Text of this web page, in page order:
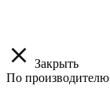
Закрыть
По производителю